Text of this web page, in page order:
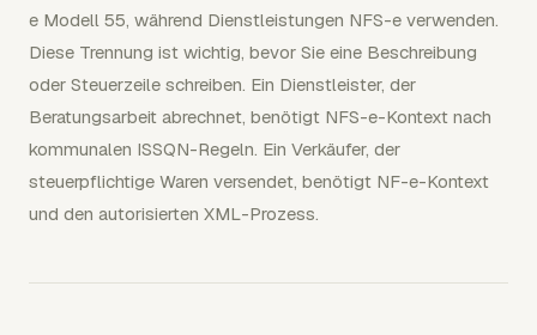
e Modell 55, während Dienstleistungen NFS-e verwenden.
Diese Trennung ist wichtig, bevor Sie eine Beschreibung
oder Steuerzeile schreiben. Ein Dienstleister, der
Beratungsarbeit abrechnet, benötigt NFS-e-Kontext nach
kommunalen ISSQN-Regeln. Ein Verkäufer, der
steuerpflichtige Waren versendet, benötigt NF-e-Kontext
und den autorisierten XML-Prozess.